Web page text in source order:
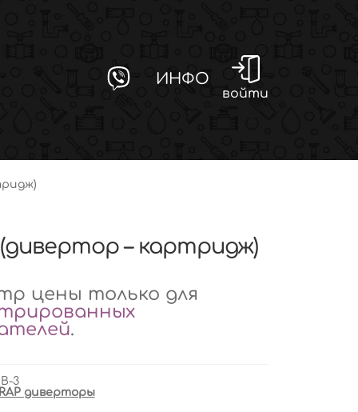
ИНФО
войти
(дивертор – картридж)
цены только для
.
3
диверторы